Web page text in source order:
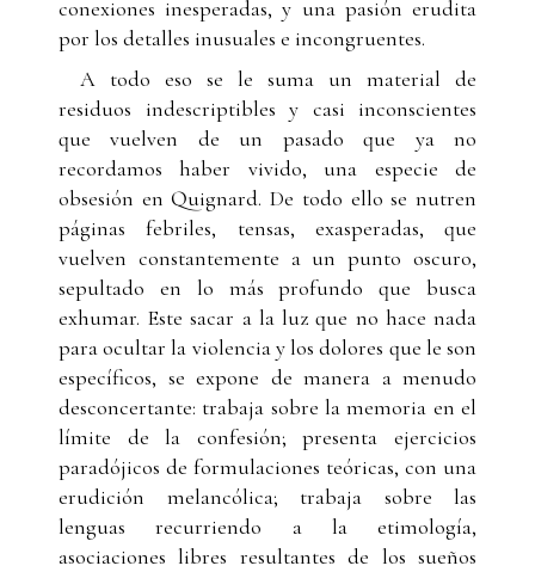
conexiones inesperadas, y una pasión erudita
por los detalles inusuales e incongruentes.
A todo eso se le suma un material de
residuos indescriptibles y casi inconscientes
que vuelven de un pasado que ya no
recordamos haber vivido, una especie de
obsesión en Quignard. De todo ello se nutren
páginas febriles, tensas, exasperadas, que
vuelven constantemente a un punto oscuro,
sepultado en lo más profundo que busca
exhumar. Este sacar a la luz que no hace nada
para ocultar la violencia y los dolores que le son
específicos, se expone de manera a menudo
desconcertante: trabaja sobre la memoria en el
límite de la confesión; presenta ejercicios
paradójicos de formulaciones teóricas, con una
erudición melancólica; trabaja sobre las
lenguas recurriendo a la etimología,
asociaciones libres resultantes de los sueños